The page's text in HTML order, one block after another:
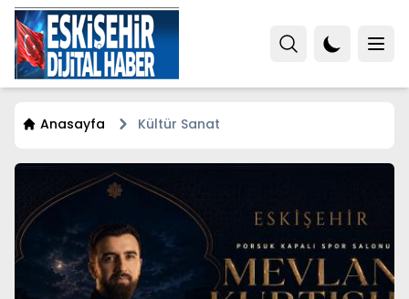
Anasayfa Kültür Sanat